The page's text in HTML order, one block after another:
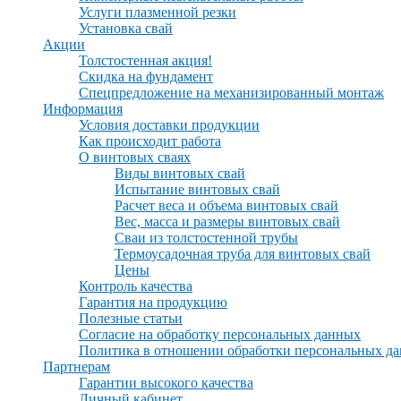
Услуги плазменной резки
Установка свай
Акции
Толстостенная акция!
Скидка на фундамент
Спецпредложение на механизированный монтаж
Информация
Условия доставки продукции
Как происходит работа
О винтовых сваях
Виды винтовых свай
Испытание винтовых свай
Расчет веса и объема винтовых свай
Вес, масса и размеры винтовых свай
Сваи из толстостенной трубы
Термоусадочная труба для винтовых свай
Цены
Контроль качества
Гарантия на продукцию
Полезные статьи
Согласие на обработку персональных данных
Политика в отношении обработки персональных
Партнерам
Гарантии высокого качества